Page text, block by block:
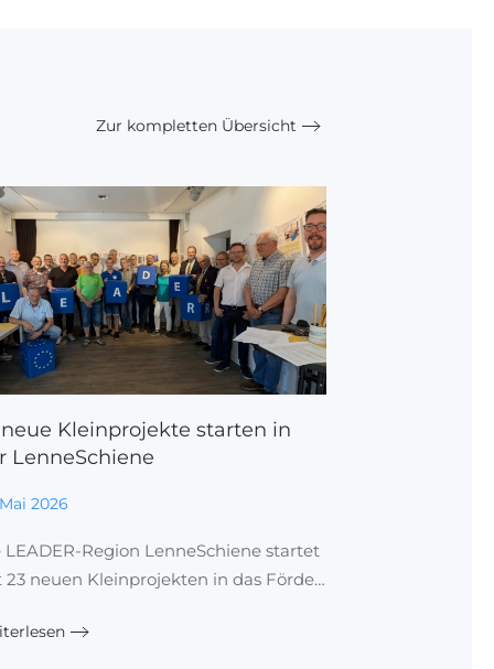
Zur kompletten Übersicht
neue Kleinprojekte starten in
LenneSchiene
2026
LEADER-Region LenneSchiene startet
23 neuen Kleinprojekten in das Förde…